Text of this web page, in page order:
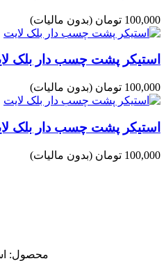
100,000 تومان (بدون مالیات)
استیکر پشت چسب دار بلک
100,000 تومان (بدون مالیات)
استیکر پشت چسب دار بلک
100,000 تومان (بدون مالیات)
محصول: